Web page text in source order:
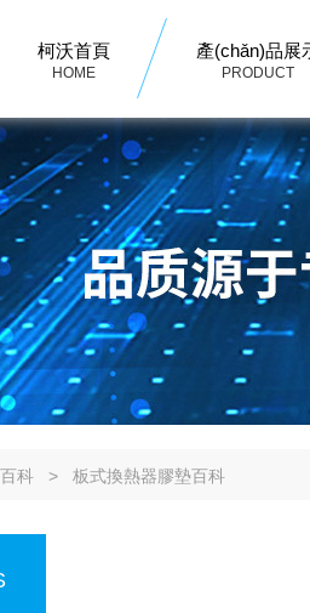
柯沃首頁
HOME
產(chǎn)品展
PRODUCT
科 > 板式換熱器膠墊百科